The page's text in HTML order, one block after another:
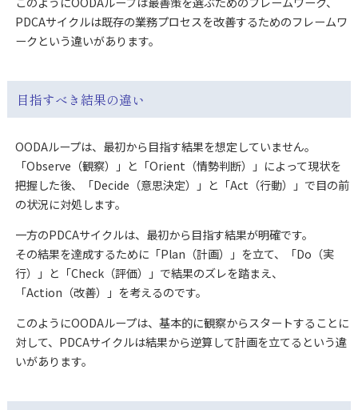
PDCAサイクルは既存の業務プロセスを改善するためのフレームワ
ークという違いがあります。
目指すべき結果の違い
OODAループは、最初から目指す結果を想定していません。
「Observe（観察）」と「Orient（情勢判断）」によって現状を
把握した後、「Decide（意思決定）」と「Act（行動）」で目の前
の状況に対処します。
一方のPDCAサイクルは、最初から目指す結果が明確です。
その結果を達成するために「Plan（計画）」を立て、「Do（実
行）」と「Check（評価）」で結果のズレを踏まえ、
「Action（改善）」を考えるのです。
このようにOODAループは、基本的に観察からスタートすることに
対して、PDCAサイクルは結果から逆算して計画を立てるという違
いがあります。